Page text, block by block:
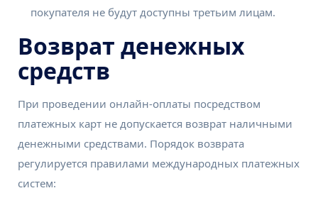
покупателя не будут доступны третьим лицам.
Возврат денежных
средств
При проведении онлайн-оплаты посредством
платежных карт не допускается возврат наличными
денежными средствами. Порядок возврата
регулируется правилами международных платежных
систем: